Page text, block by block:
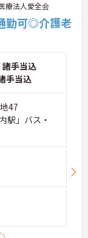
療法人愛全会
勤可◎介護老
諸手当込
手当込
47
駅」バス・